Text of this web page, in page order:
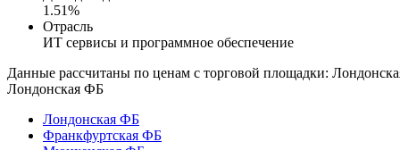
1.51%
Отрасль
ИТ сервисы и программное обеспечение
Данные рассчитаны по ценам с торговой площадки:
Лондонская ФБ
Лондонская ФБ
Франкфуртская ФБ